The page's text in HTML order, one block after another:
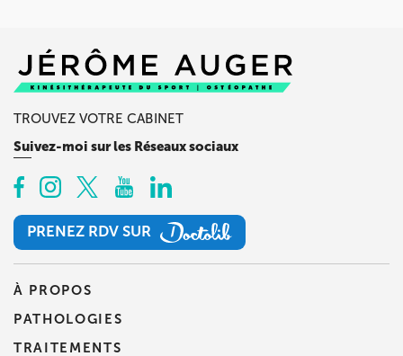
TROUVEZ VOTRE CABINET
Suivez-moi sur les Réseaux sociaux
PRENEZ RDV SUR
PRENEZ RDV SUR
À PROPOS
PATHOLOGIES
TRAITEMENTS